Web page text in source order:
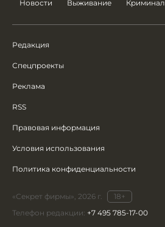
Новости Выживание Криминал
Редакция
Спецпроекты
Реклама
RSS
Правовая информация
Условия использования
Политика конфиденциальности
«Секрет фирмы», 2026 г.
18+
Телефон редакции: +7 495 785-17-00